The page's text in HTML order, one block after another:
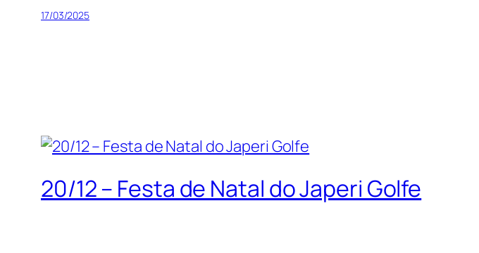
17/03/2025
20/12 – Festa de Natal do Japeri Golfe